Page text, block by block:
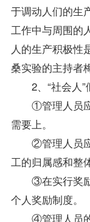
于调动人们的生
工作中与周围的
人的生产积极性
桑实验的主持者
2、“社会人”
①管理人员应
需要上。
②管理人员应
工的归属感和整
③在实行奖励
个人奖励制度。
④管理人员的